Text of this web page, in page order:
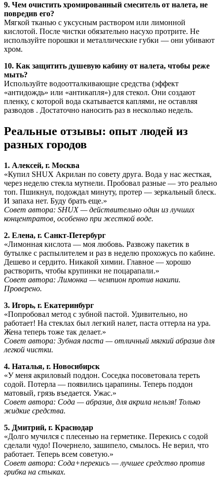
9. Чем очистить хромированный смеситель от налета, не
повредив его?
Мягкой тканью с уксусным раствором или лимонной
кислотой. После чистки обязательно насухо протрите. Не
используйте порошки и металлические губки — они убивают
хром.
10. Как защитить душевую кабину от налета, чтобы реже
мыть?
Используйте водоотталкивающие средства (эффект
«антидождь» или «антикапля») для стекол. Они создают
пленку, с которой вода скатывается каплями, не оставляя
разводов . Достаточно наносить раз в несколько недель.
Реальные отзывы: опыт людей из
разных городов
1. Алексей, г. Москва
«Купил SHUX Акрилан по совету друга. Вода у нас жесткая,
через неделю стекла мутнели. Пробовал разные — это реально
топ. Пшикнул, подождал минуту, протер — зеркальный блеск.
И запаха нет. Буду брать еще.»
Совет автора: SHUX — действительно один из лучших
концентратов, особенно при жесткой воде.
2. Елена, г. Санкт-Петербург
«Лимонная кислота — моя любовь. Развожу пакетик в
бутылке с распылителем и раз в неделю прохожусь по кабине.
Дешево и сердито. Никакой химии. Главное — хорошо
растворить, чтобы крупинки не поцарапали.»
Совет автора: Лимонка — чемпион против накипи.
Проверено.
3. Игорь, г. Екатеринбург
«Попробовал метод с зубной пастой. Удивительно, но
работает! На стеклах был легкий налет, паста оттерла на ура.
Жена теперь тоже так делает.»
Совет автора: Зубная паста — отличный мягкий абразив для
легкой чистки.
4. Наталья, г. Новосибирск
«У меня акриловый поддон. Соседка посоветовала тереть
содой. Потерла — появились царапины. Теперь поддон
матовый, грязь въедается. Ужас.»
Совет автора: Сода — абразив, для акрила нельзя! Только
жидкие средства.
5. Дмитрий, г. Краснодар
«Долго мучился с плесенью на герметике. Перекись с содой
сделали чудо! Почернело, зашипело, смылось. Не верил, что
работает. Теперь всем советую.»
Совет автора: Сода+перекись — лучшее средство против
грибка на стыках.